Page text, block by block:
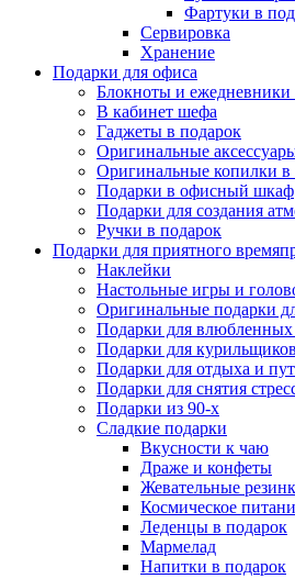
Фартуки в
Сервировка
Хранение
Подарки для офиса
Блокноты и ежедневники
В кабинет шефа
Гаджеты в подарок
Оригинальные
Оригинальные копилки в
Подарки в офисный шкаф
Подарки для создания
Ручки в подарок
Подарки для приятного
Наклейки
Настольные игры и
Оригинальные подарки
Подарки для влюбленных
Подарки для курильщиков
Подарки для отдыха и
Подарки для снятия
Подарки из 90-х
Сладкие подарки
Вкусности к чаю
Драже и конфеты
Жевательные
Космическое
Леденцы в подарок
Мармелад
Напитки в подарок